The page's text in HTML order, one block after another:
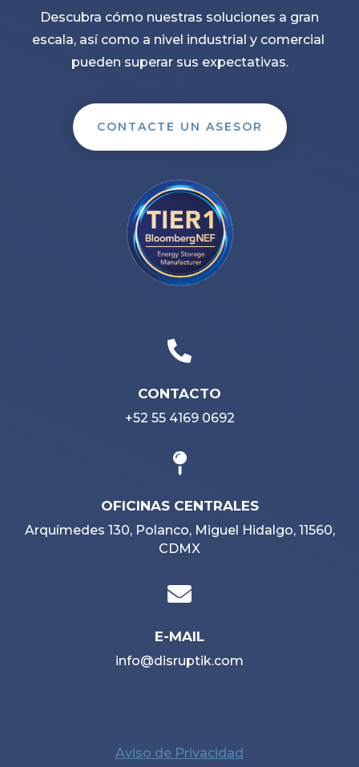
Descubra cómo nuestras soluciones a gran
escala, así como a nivel industrial y comercial
pueden superar sus expectativas.
CONTACTE UN ASESOR

CONTACTO
+52 55 4169 0692

OFICINAS CENTRALES
Arquímedes 130, Polanco, Miguel Hidalgo, 11560,
CDMX

E-MAIL
info@disruptik.com
Aviso de Privacidad